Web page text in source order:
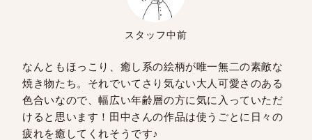
スタッフ中前
なんともほっこり、癒し系の絵柄が唯一無二の素敵な
焼き物たち。それでいてさり気ない大人可愛さのある
色合いなので、幅広い年齢層の方に気に入っていただ
けると思います！田中さんの作品は使うごとに日々の
疲れを癒してくれそうです♪